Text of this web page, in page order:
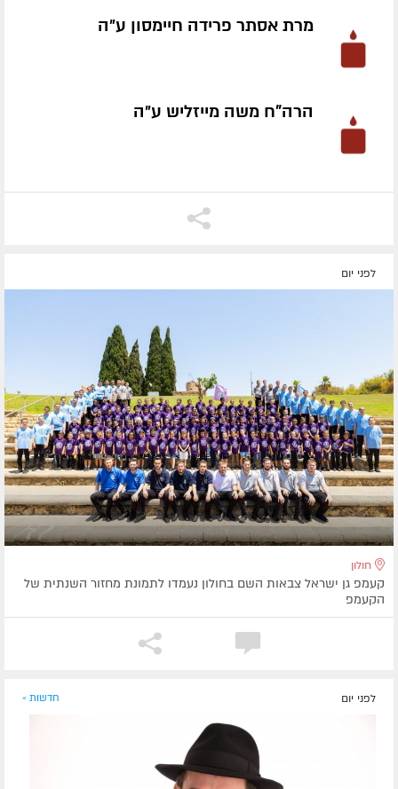
מרת אסתר פרידה חיימסון ע״ה
הרה"ח משה מייזליש ע״ה
לפני יום
חולון
קעמפ גן ישראל צבאות השם בחולון נעמדו לתמונת מחזור השנתית של
הקעמפ
לפני יום חדשות »